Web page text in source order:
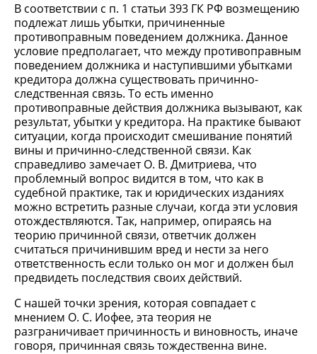
В соответствии с п. 1 статьи 393 ГК РФ возмещению
подлежат лишь убытки, причиненные
противоправным поведением должника. Данное
условие предполагает, что между противоправным
поведением должника и наступившими убытками
кредитора должна существовать причинно-
следственная связь. То есть именно
противоправные действия должника вызывают, как
результат, убытки у кредитора. На практике бывают
ситуации, когда происходит смешивание понятий
вины и причинно-следственной связи. Как
справедливо замечает О. В. Дмитриева, что
проблемный вопрос видится в том, что как в
судебной практике, так и юридических изданиях
можно встретить разные случаи, когда эти условия
отождествляются. Так, например, опираясь на
теорию причинной связи, ответчик должен
считаться причинившим вред и нести за него
ответственность если только он мог и должен был
предвидеть последствия своих действий.
С нашей точки зрения, которая совпадает с
мнением О. С. Иофее, эта теория не
разграничивает причинность и виновность, иначе
говоря, причинная связь тождественна вине.